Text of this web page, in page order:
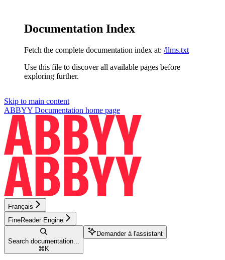
Documentation Index
Fetch the complete documentation index at: /llms.txt
Use this file to discover all available pages before
exploring further.
Skip to main content
ABBYY Documentation home page
Français
FineReader Engine
Search documentation...
⌘ K
Demander à l'assistant